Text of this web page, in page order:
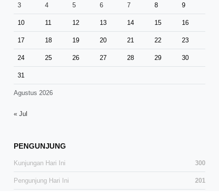
Agustus 2026
3 4 5 6 7 8 9
10 11 12 13 14 15 16
17 18 19 20 21 22 23
24 25 26 27 28 29 30
31
« Jul
PENGUNJUNG
Kunjungan Hari Ini 300
Pengunjung Hari Ini 201